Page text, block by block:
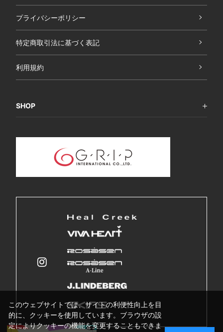
プライバシーポリシー
特定商取引法に基づく表記
利用規約
SHOP
このウェブサイトでは、サイトの利便性向上を目
的に、クッキーを使用しています。ブラウザの設
定によりクッキーの機能を変更することもできま